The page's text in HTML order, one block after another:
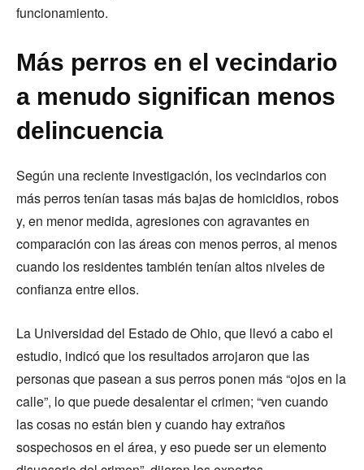
funcionamiento.
Más perros en el vecindario
a menudo significan menos
delincuencia
Según una reciente investigación, los vecindarios con
más perros tenían tasas más bajas de homicidios, robos
y, en menor medida, agresiones con agravantes en
comparación con las áreas con menos perros, al menos
cuando los residentes también tenían altos niveles de
confianza entre ellos.
La Universidad del Estado de Ohio, que llevó a cabo el
estudio, indicó que los resultados arrojaron que las
personas que pasean a sus perros ponen más “ojos en la
calle”, lo que puede desalentar el crimen; “ven cuando
las cosas no están bien y cuando hay extraños
sospechosos en el área, y eso puede ser un elemento